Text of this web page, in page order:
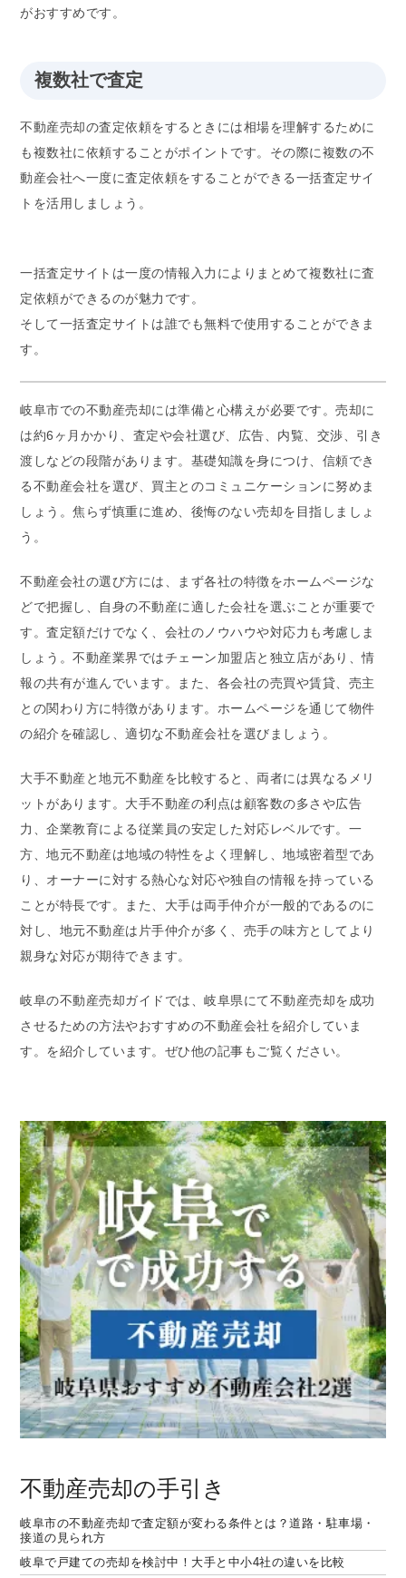
がおすすめです。
複数社で査定
不動産売却の査定依頼をするときには相場を理解するために
も複数社に依頼することがポイントです。その際に複数の不
動産会社へ一度に査定依頼をすることができる一括査定サイ
トを活用しましょう。
一括査定サイトは一度の情報入力によりまとめて複数社に査
定依頼ができるのが魅力です。
そして一括査定サイトは誰でも無料で使用することができま
す。
岐阜市での不動産売却には準備と心構えが必要です。売却に
は約6ヶ月かかり、査定や会社選び、広告、内覧、交渉、引き
渡しなどの段階があります。基礎知識を身につけ、信頼でき
る不動産会社を選び、買主とのコミュニケーションに努めま
しょう。焦らず慎重に進め、後悔のない売却を目指しましょ
う。
不動産会社の選び方には、まず各社の特徴をホームページな
どで把握し、自身の不動産に適した会社を選ぶことが重要で
す。査定額だけでなく、会社のノウハウや対応力も考慮しま
しょう。不動産業界ではチェーン加盟店と独立店があり、情
報の共有が進んでいます。また、各会社の売買や賃貸、売主
との関わり方に特徴があります。ホームページを通じて物件
の紹介を確認し、適切な不動産会社を選びましょう。
大手不動産と地元不動産を比較すると、両者には異なるメリ
ットがあります。大手不動産の利点は顧客数の多さや広告
力、企業教育による従業員の安定した対応レベルです。一
方、地元不動産は地域の特性をよく理解し、地域密着型であ
り、オーナーに対する熱心な対応や独自の情報を持っている
ことが特長です。また、大手は両手仲介が一般的であるのに
対し、地元不動産は片手仲介が多く、売手の味方としてより
親身な対応が期待できます。
岐阜の不動産売却ガイドでは、岐阜県にて不動産売却を成功
させるための方法やおすすめの不動産会社を紹介していま
す。を紹介しています。ぜひ他の記事もご覧ください。
不動産売却の手引き
岐阜市の不動産売却で査定額が変わる条件とは？道路・駐車場・
接道の見られ方
岐阜で戸建ての売却を検討中！大手と中小4社の違いを比較